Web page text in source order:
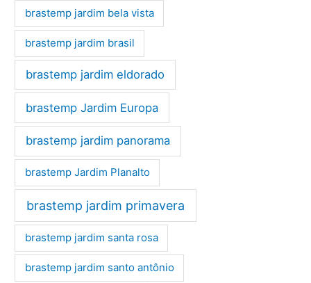
brastemp jardim bela vista
brastemp jardim brasil
brastemp jardim eldorado
brastemp Jardim Europa
brastemp jardim panorama
brastemp Jardim Planalto
brastemp jardim primavera
brastemp jardim santa rosa
brastemp jardim santo antônio